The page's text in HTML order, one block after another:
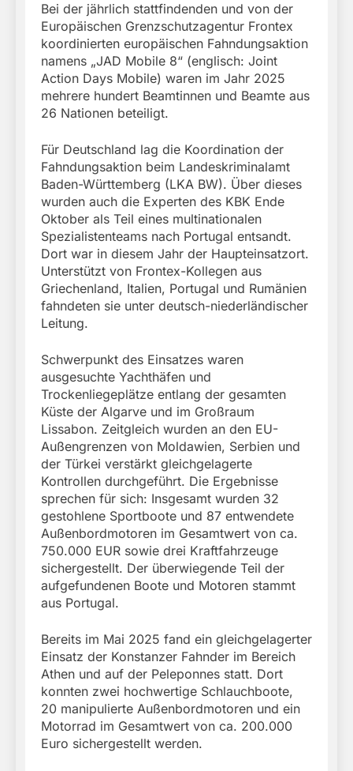
Bei der jährlich stattfindenden und von der
Europäischen Grenzschutzagentur Frontex
koordinierten europäischen Fahndungsaktion
namens „JAD Mobile 8“ (englisch: Joint
Action Days Mobile) waren im Jahr 2025
mehrere hundert Beamtinnen und Beamte aus
26 Nationen beteiligt.
Für Deutschland lag die Koordination der
Fahndungsaktion beim Landeskriminalamt
Baden-Württemberg (LKA BW). Über dieses
wurden auch die Experten des KBK Ende
Oktober als Teil eines multinationalen
Spezialistenteams nach Portugal entsandt.
Dort war in diesem Jahr der Haupteinsatzort.
Unterstützt von Frontex-Kollegen aus
Griechenland, Italien, Portugal und Rumänien
fahndeten sie unter deutsch-niederländischer
Leitung.
Schwerpunkt des Einsatzes waren
ausgesuchte Yachthäfen und
Trockenliegeplätze entlang der gesamten
Küste der Algarve und im Großraum
Lissabon. Zeitgleich wurden an den EU-
Außengrenzen von Moldawien, Serbien und
der Türkei verstärkt gleichgelagerte
Kontrollen durchgeführt. Die Ergebnisse
sprechen für sich: Insgesamt wurden 32
gestohlene Sportboote und 87 entwendete
Außenbordmotoren im Gesamtwert von ca.
750.000 EUR sowie drei Kraftfahrzeuge
sichergestellt. Der überwiegende Teil der
aufgefundenen Boote und Motoren stammt
aus Portugal.
Bereits im Mai 2025 fand ein gleichgelagerter
Einsatz der Konstanzer Fahnder im Bereich
Athen und auf der Peleponnes statt. Dort
konnten zwei hochwertige Schlauchboote,
20 manipulierte Außenbordmotoren und ein
Motorrad im Gesamtwert von ca. 200.000
Euro sichergestellt werden.